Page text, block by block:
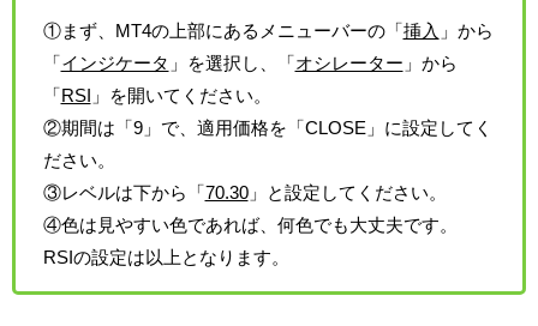
①まず、MT4の上部にあるメニューバーの「 挿入 」から
「 インジケータ 」を選択し、「 オシレーター 」から
「 RSI 」を開いてください。
②期間は「9」で、適用価格を「CLOSE」に設定してく
ださい。
③レベルは下から「 70.30」と設定してください。
④色は見やすい色であれば、何色でも大丈夫です。
RSIの設定は以上となります。